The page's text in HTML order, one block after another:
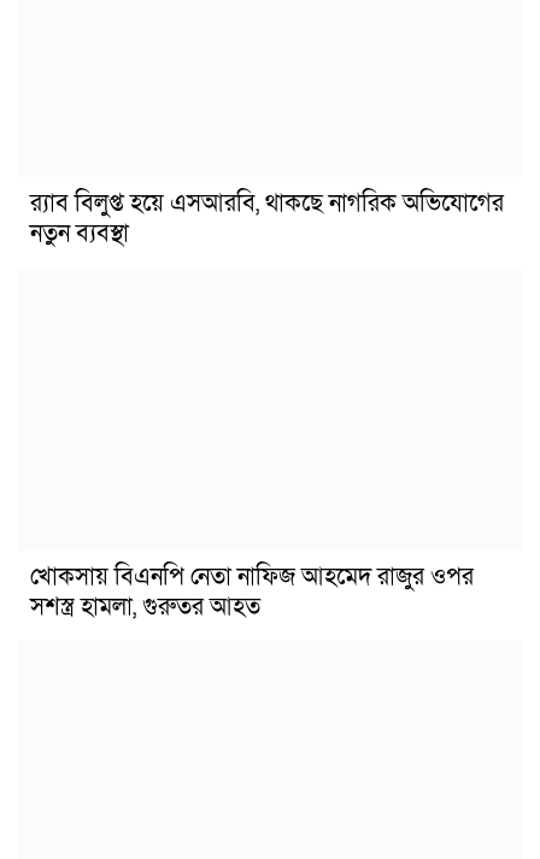
র‍্যাব বিলুপ্ত হয়ে এসআরবি, থাকছে নাগরিক অভিযোগের
নতুন ব্যবস্থা
খোকসায় বিএনপি নেতা নাফিজ আহমেদ রাজুর ওপর
সশস্ত্র হামলা, গুরুতর আহত